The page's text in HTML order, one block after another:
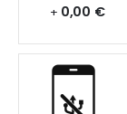
+ 0,00 €